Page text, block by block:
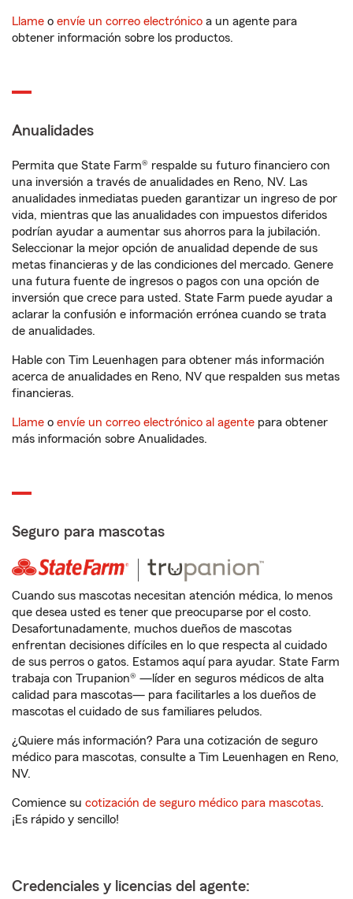
Llame o envíe un correo electrónico a un agente para
obtener información sobre los productos.
Anualidades
Permita que State Farm® respalde su futuro financiero con
una inversión a través de anualidades en Reno, NV. Las
anualidades inmediatas pueden garantizar un ingreso de por
vida, mientras que las anualidades con impuestos diferidos
podrían ayudar a aumentar sus ahorros para la jubilación.
Seleccionar la mejor opción de anualidad depende de sus
metas financieras y de las condiciones del mercado. Genere
una futura fuente de ingresos o pagos con una opción de
inversión que crece para usted. State Farm puede ayudar a
aclarar la confusión e información errónea cuando se trata
de anualidades.
Hable con Tim Leuenhagen para obtener más información
acerca de anualidades en Reno, NV que respalden sus metas
financieras.
Llame o envíe un correo electrónico al agente para obtener
más información sobre Anualidades.
Seguro para mascotas
Cuando sus mascotas necesitan atención médica, lo menos
que desea usted es tener que preocuparse por el costo.
Desafortunadamente, muchos dueños de mascotas
enfrentan decisiones difíciles en lo que respecta al cuidado
de sus perros o gatos. Estamos aquí para ayudar. State Farm
trabaja con Trupanion® —líder en seguros médicos de alta
calidad para mascotas— para facilitarles a los dueños de
mascotas el cuidado de sus familiares peludos.
¿Quiere más información? Para una cotización de seguro
médico para mascotas, consulte a Tim Leuenhagen en Reno,
NV.
Comience su cotización de seguro médico para mascotas.
¡Es rápido y sencillo!
Credenciales y licencias del agente: